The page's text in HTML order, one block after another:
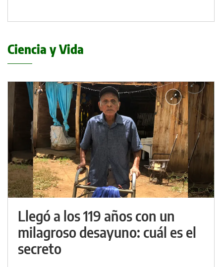
Ciencia y Vida
Llegó a los 119 años con un
milagroso desayuno: cuál es el
secreto